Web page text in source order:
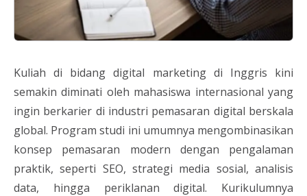
Kuliah di bidang digital marketing di Inggris kini
semakin diminati oleh mahasiswa internasional yang
ingin berkarier di industri pemasaran digital berskala
global. Program studi ini umumnya mengombinasikan
konsep pemasaran modern dengan pengalaman
praktik, seperti SEO, strategi media sosial, analisis
data, hingga periklanan digital. Kurikulumnya